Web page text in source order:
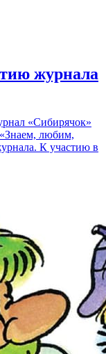
журнала
«Сибирячок»
«Знаем, любим,
К участию в